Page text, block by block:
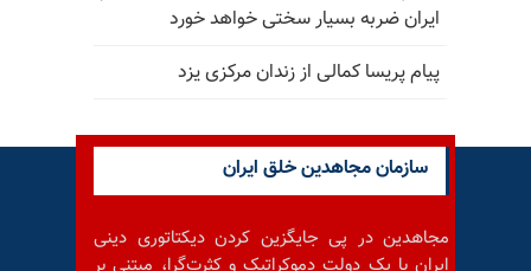
ایران ضربه بسیار سختی خواهد خورد
پیام پریسا کمالی از زندان مرکزی یزد
سازمان مجاهدین خلق ایران
مجاهدین در پی جایگزین کردن دیکتاتوری دینی
ایران با یک دولت دموکراتیک و کثرت‌گرا، مبتنی بر